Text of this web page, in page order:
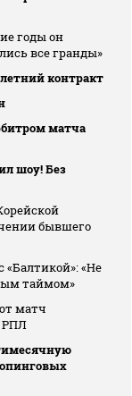
годы он
все гранды»
контракт
матча
шоу! Без
бывшего
«Балтикой»: «Не
таймом»
матч
РПЛ